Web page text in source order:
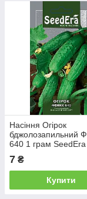
Насіння Огірок
бджолозапильний
640 1 грам SeedEra
7 ₴
Купити